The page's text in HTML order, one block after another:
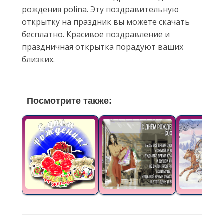
рождения polina. Эту поздравительную
открытку на праздник вы можете скачать
бесплатно. Красивое поздравление и
праздничная открытка порадуют ваших
близких.
Посмотрите также: